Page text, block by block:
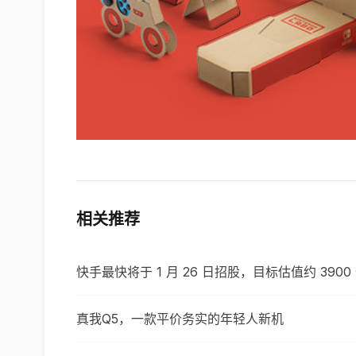
相关推荐
快手最快将于 1 月 26 日招股，目标估值约 3900
真我Q5，一款平价务实的年轻人新机